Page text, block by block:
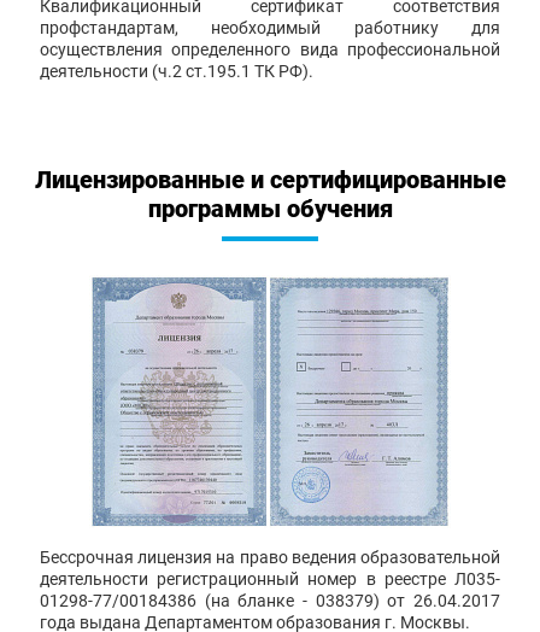
Квалификационный сертификат соответствия
профстандартам, необходимый работнику для
осуществления определенного вида профессиональной
деятельности (ч.2 ст.195.1 ТК РФ).
Лицензированные и сертифицированные
программы обучения
Бессрочная лицензия на право ведения образовательной
деятельности регистрационный номер в реестре Л035-
01298-77/00184386 (на бланке - 038379) от 26.04.2017
года выдана Департаментом образования г. Москвы.